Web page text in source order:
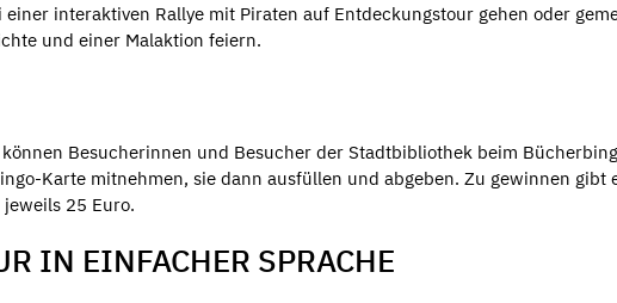
interaktiven Rallye mit Piraten auf Entdeckungstour gehen oder
und einer Malaktion feiern.
Besucherinnen und Besucher der Stadtbibliothek beim
Karte mitnehmen, sie dann ausfüllen und abgeben. Zu gewinnen gibt
25 Euro.
IN EINFACHER SPRACHE